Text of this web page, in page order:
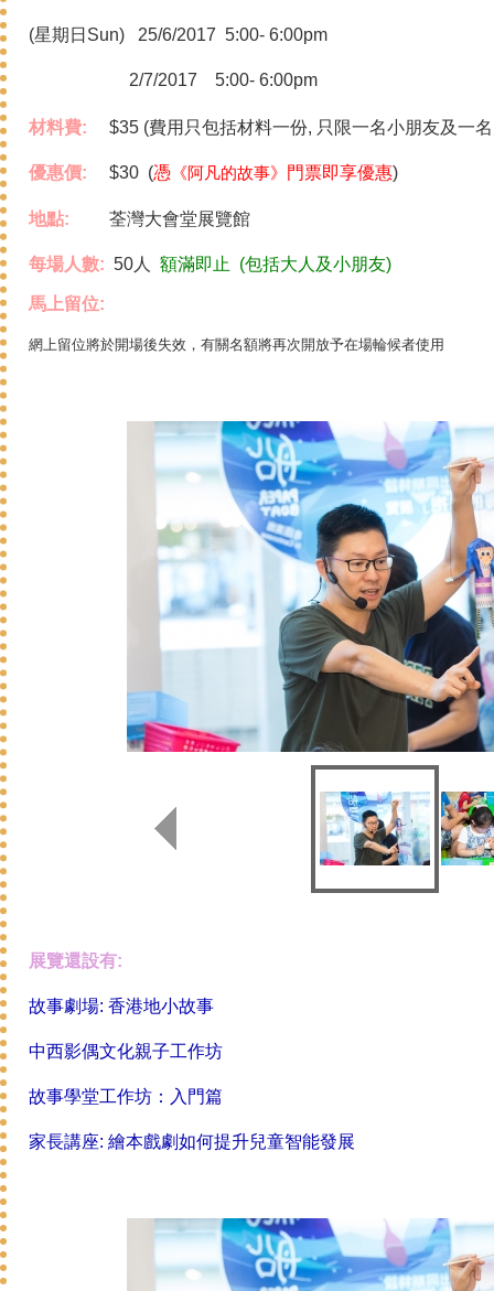
(星期日Sun) 25/6/2017 5:00- 6:00pm
2/7/2017 5:00- 6:00pm
材料費: $35 (費用只包括材料一份, 只限一名小朋友及一
優惠價: $30 (憑 《阿凡的故事》 門票即享優惠)
地點: 荃灣大會堂展覽館
每場人數: 50人 額滿即止 (包括大人及小朋友)
馬上留位:
網上留位將於開場後失效，有關名額將再次開放予在場輪候者使用
展覽還設有:
故事劇場: 香港地小故事
中西影偶文化親子工作坊
故事學堂工作坊：入門篇
家長講座: 繪本戲劇如何提升兒童智能發展